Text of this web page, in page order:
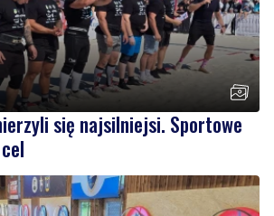
się najsilniejsi. Sportowe